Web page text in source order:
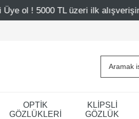
ilk alışverişinde 500 TL indirim
OPTİK
GÖZLÜKLERİ
KLİPSLİ
GÖZLÜK